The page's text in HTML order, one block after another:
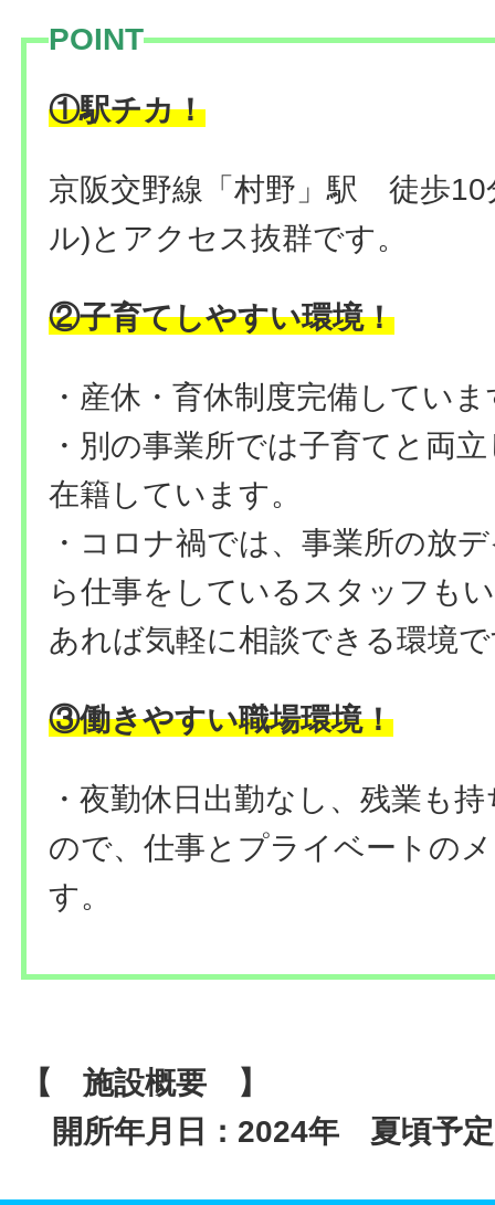
POINT
①駅チカ！
京阪交野線「村野」駅 徒歩10
ル)とアクセス抜群です。
②子育てしやすい環境！
・産休・育休制度完備してい
・別の事業所では子育てと両
在籍しています。
・コロナ禍では、事業所の放
ら仕事をしているスタッフも
あれば気軽に相談できる環境
③働きやすい職場環境！
・夜勤休日出勤なし、残業も
ので、仕事とプライベートの
す。
【 施設概要 】
開所年月日：2024年 夏頃